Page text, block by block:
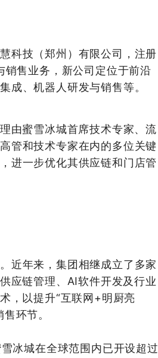
科技（郑州）有限公司，注册
售业务，新公司定位于前沿
成、机器人研发与销售等。
由蜜雪冰城首席技术专家、流
高管和技术专家在内的多位关键
进一步优化其供应链和门店管
近年来，集团相继成立了多家
应链管理、AI软件开发及行业
，以提升“互联网+明厨亮
售环节。
冰城在全球范围内已开设超过